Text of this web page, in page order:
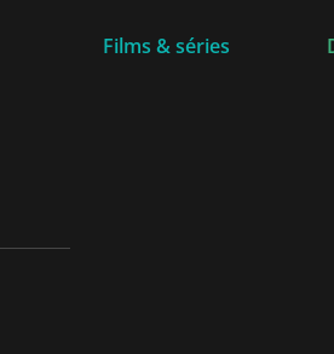
Films & séries